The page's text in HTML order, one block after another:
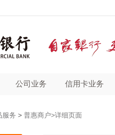
公司业务 信用卡业务
服务 > 普惠商户>详细页面